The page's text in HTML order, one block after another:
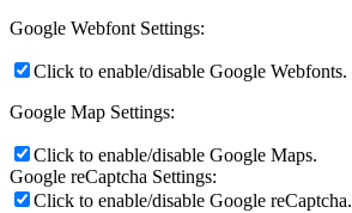
Google Webfont Settings:
Click to enable/disable Google Webfonts.
Google Map Settings:
Click to enable/disable Google Maps.
Google reCaptcha Settings:
Click to enable/disable Google reCaptcha.